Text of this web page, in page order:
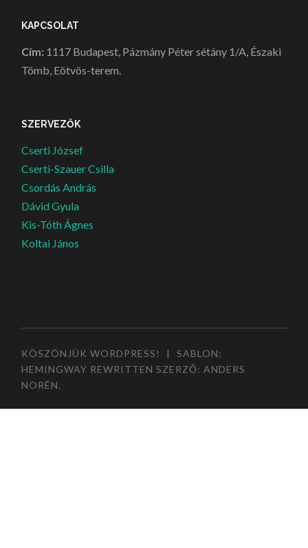
KAPCSOLAT
Cím: 1117 Budapest, Pázmány Péter sétány 1/A, Északi
Tömb, Eötvös-terem.
SZERVEZŐK
Cserti József
Cserti-Szauer Csilla
Csordás András
Dávid Gyula
Kis-Tóth Ágnes
Koltai János
KÖSZÖNJÜK WORDPRESS! |
SABLON:
HEMINGWAY REWRITTEN SZERZŐ:ANDERS
NORÉN.